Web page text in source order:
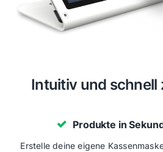
Intuitiv und schnell
Produkte in
Erstelle deine eigene